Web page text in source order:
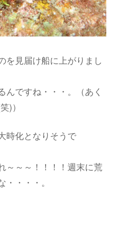
を見届け船に上がりまし
んですね・・・。（あく
)）
時化となりそうで
～～～！！！！週末に荒
・・・。